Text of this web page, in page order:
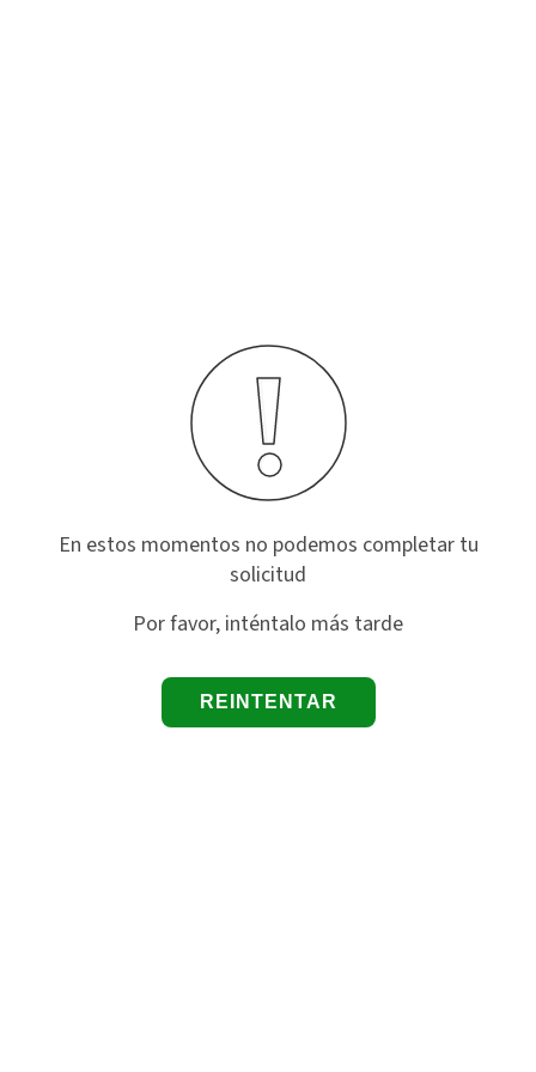
En estos momentos no podemos completar tu
solicitud
Por favor, inténtalo más tarde
REINTENTAR